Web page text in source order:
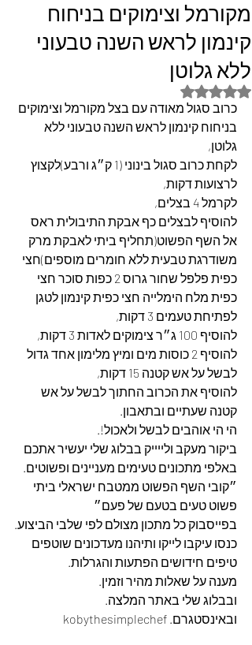
מקורמל וצימוקים בניחוח
קינמון לראש השנה טבעוני
ללא גלוטן
דירוג של NaN מתוך 5 כוכבים
כרוב סגול מאודה עם בצל מקורמל וצימוקים
בניחוח קינמון לראש השנה טבעוני ללא
גלוטן,
לקחת כרוב סגול בינוני (1 ק״ג ורבע)לקצוץ
לרצועות דקות,
לקרמל 4 בצלים,
להוסיף לבצלים כף אבקת התיבולית ראס
אל השף הפשוט(תחליף ביתי לאבקת מרק
משודרגת טבעית ללא חומרים מוספים)חצי
כפית פלפל שחור גרוס 2 כפות סוכר חצי
כפית מלח הימלייה חצי כפית קינמון לטגן
לפתיחת טעמים 3 דקות,
להוסיף 100 ג״ר צימוקים לאדות 3 דקות,
להוסיף 2 כוסות מים ומיץ מלימון אחד גדול
לבשל על אש קטנה 15 דקות,
להוסיף את הכרוב החתוך לבשל על אש
קטנה שעתיים ובתאבון.
הי הי אוהבים לבשל ולאכול!.
ביקור מעקב ולייייק בבלוג שלי יעשיר אתכם
באלפי מתכונים טעימים מעניינים ופשוטים.
״קובי השף הפשוט ממטבח ישראלי ביתי
פשוט טעים בטעם של פעם״
בפייסבוק כל מתכון מצולם לפי שלבי הביצוע.
כנסו עיקבו לייקו ותיהנו מעדכונים שוטפים
טיפים חידושים הפתעות והגרלות.
מענה על שאלות מהיר וזמין.
ובבלוג שלי באתר המלצה.
ובאינסטגרם. kobythesimplechef